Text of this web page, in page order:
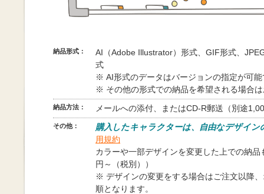
納品形式：
AI（Adobe Illustrator）形式、GIF形式、
式
※ AI形式のデータはバージョンの指定が可能
※ その他の形式での納品を希望される場合
納品方法： メールへの添付、またはCD-R郵送（別途
その他：
購入したキャラクターは、自由なデザイン
用規約
カラーや一部デザインを変更した上での納
円～（税別））
※ デザインの変更をする場合はご注文以降
順となります。